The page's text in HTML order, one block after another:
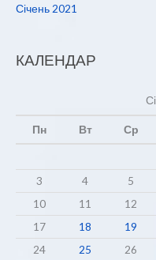
Січень 2021
КАЛЕНДАР
Пн Вт Ср
3
4 5
10
11 12
17
18 19
24
25 26